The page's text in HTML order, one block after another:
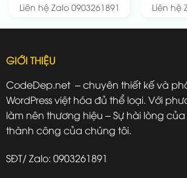
Liên hệ Zalo 0903261891
Liên hệ
GIỚI THIỆU
CodeDep.net – chuyên thiết kế và
WordPress việt hóa đủ thể loại. Với
làm nên thương hiệu – Sự hài lòng
thành công của chúng tôi.
SĐT/ Zalo: 0903261891